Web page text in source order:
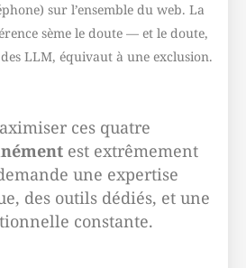
sur l’ensemble du web. La
sème le doute — et le doute,
LLM, équivaut à une exclusion.
ces quatre
est extrêmement
une expertise
des outils dédiés, et une
constante.